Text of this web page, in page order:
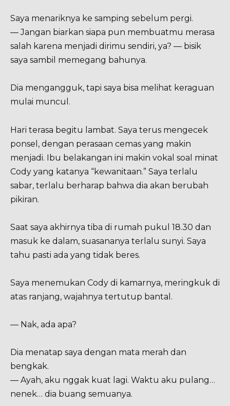
Saya menariknya ke samping sebelum pergi.
— Jangan biarkan siapa pun membuatmu merasa
salah karena menjadi dirimu sendiri, ya? — bisik
saya sambil memegang bahunya.
Dia mengangguk, tapi saya bisa melihat keraguan
mulai muncul.
Hari terasa begitu lambat. Saya terus mengecek
ponsel, dengan perasaan cemas yang makin
menjadi. Ibu belakangan ini makin vokal soal minat
Cody yang katanya “kewanitaan.” Saya terlalu
sabar, terlalu berharap bahwa dia akan berubah
pikiran.
Saat saya akhirnya tiba di rumah pukul 18.30 dan
masuk ke dalam, suasananya terlalu sunyi. Saya
tahu pasti ada yang tidak beres.
Saya menemukan Cody di kamarnya, meringkuk di
atas ranjang, wajahnya tertutup bantal.
— Nak, ada apa?
Dia menatap saya dengan mata merah dan
bengkak.
— Ayah, aku nggak kuat lagi. Waktu aku pulang…
nenek… dia buang semuanya.